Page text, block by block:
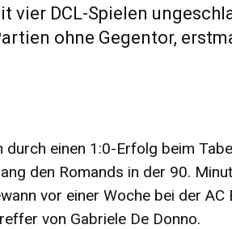
vier DCL-Spielen
ohne Gegentor,
einen 1:0-Erfolg beim
den Romands in der 90.
vor einer Woche bei der AC
von Gabriele De Donno.